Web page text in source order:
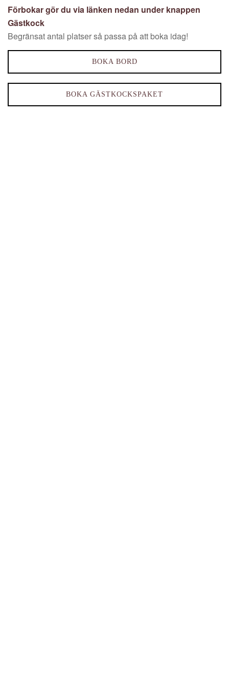
Förbokar gör du via länken nedan under knappen
Gästkock
Begränsat antal platser så passa på att boka idag!
BOKA BORD
BOKA GÄSTKOCKSPAKET